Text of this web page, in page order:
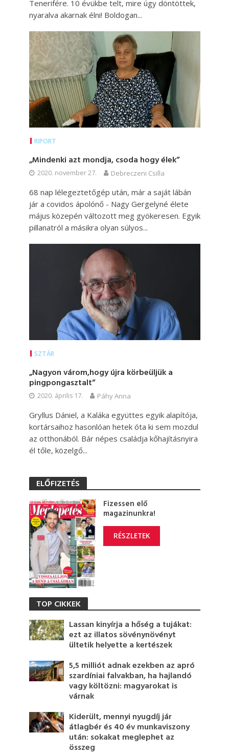
Tenerifére. 10 évükbe telt, mire úgy döntöttek,
nyaralva akarnak élni! Boldogan...
RIPORT
„Mindenki azt mondja, csoda hogy élek”
2020. november 27. Debreczeni Csilla
68 nap lélegeztetőgép után, már a saját lábán
jár a covidos ápolónő - Nagy Gergelyné élete
május közepén változott meg gyökeresen. Egyik
pillanatról a másikra olyan súlyos...
SZTÁR
„Nagyon várom,hogy újra körbeüljük a
pingpongasztalt”
2020. április 17. Páhy Anna
Gryllus Dániel, a Kaláka együttes egyik alapítója,
kortársaihoz hasonlóan hetek óta ki sem mozdul
az otthonából. Bár népes családja kőhajításnyira
él tőle, közelgő...
ELŐFIZETÉS
Fizessen elő
magazinunkra!
RÉSZLETEK
TOP CIKKEK
Lassan kinyírja a hőség a tujákat:
ezt az illatos sövénynövényt
ültetik helyette a kertészek
5,5 milliót adnak ezekben az apró
szardíniai falvakban, ha hajlandó
vagy költözni: magyarokat is
várnak
Kiderült, mennyi nyugdíj jár
átlagbér és 40 év munkaviszony
után: sokakat meglephet az
összeg